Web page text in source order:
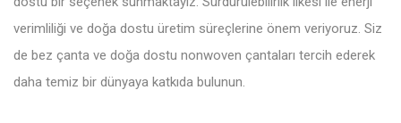
verimliliği ve doğa dostu üretim süreçlerine önem veriyoruz. Siz
de bez çanta ve doğa dostu nonwoven çantaları tercih ederek
daha temiz bir dünyaya katkıda bulunun.